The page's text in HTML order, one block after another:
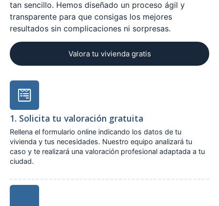
tan sencillo. Hemos diseñado un proceso ágil y
transparente para que consigas los mejores
resultados sin complicaciones ni sorpresas.
Valora tu vivienda gratis
1. Solicita tu valoración gratuita
Rellena el formulario online indicando los datos de tu
vivienda y tus necesidades. Nuestro equipo analizará tu
caso y te realizará una valoración profesional adaptada a tu
ciudad.